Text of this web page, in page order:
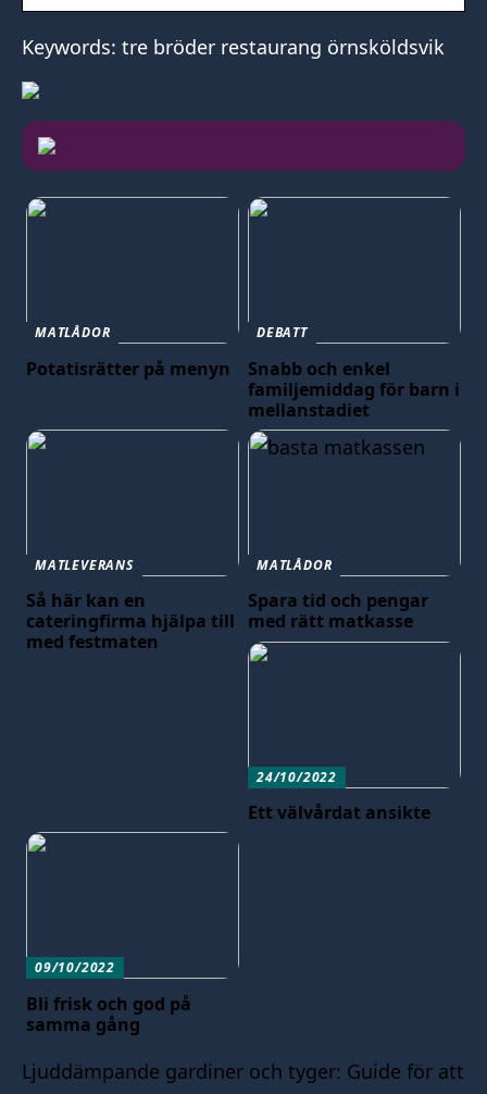
Keywords: tre bröder restaurang örnsköldsvik
MATLÅDOR
Potatisrätter på menyn
DEBATT
Snabb och enkel
familjemiddag för barn i
mellanstadiet
MATLEVERANS
Så här kan en
cateringfirma hjälpa till
med festmaten
MATLÅDOR
Spara tid och pengar
med rätt matkasse
24/10/2022
Ett välvårdat ansikte
09/10/2022
Bli frisk och god på
samma gång
Ljuddämpande gardiner och tyger: Guide för att